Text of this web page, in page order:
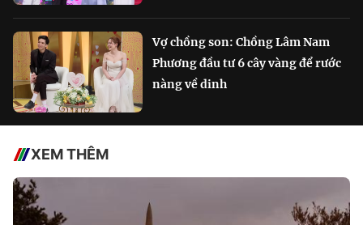
Vợ chồng son: Chồng Lâm Nam
Phương đầu tư 6 cây vàng để rước
nàng về dinh
XEM THÊM